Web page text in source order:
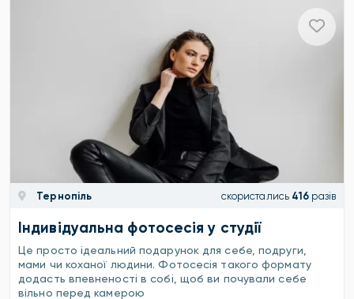
Тернопіль скористались 416 разів
Індивідуальна фотосесія у студії
Це просто ідеальний подарунок для себе, подруги,
мами чи коханої людини. Фотосесія такого формату
додасть впевненості в собі, щоб ви почували себе
вільно перед камерою